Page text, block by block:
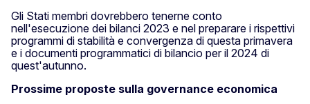
Gli Stati membri dovrebbero tenerne conto
nell'esecuzione dei bilanci 2023 e nel preparare i rispettivi
programmi di stabilità e convergenza di questa primavera
e i documenti programmatici di bilancio per il 2024 di
quest'autunno.
Prossime proposte sulla governance economica